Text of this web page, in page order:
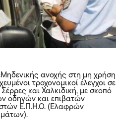
ανοχής στη μη χρήση
τροχονομικοί έλεγχοι σε
και Χαλκιδική, με σκοπό
οδηγών και επιβατών
Ε.Π.Η.Ο. (Ελαφρών